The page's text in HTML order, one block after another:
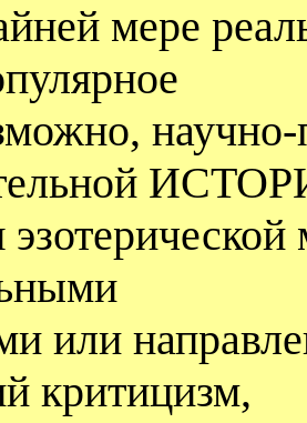
мере
или
критицизм,